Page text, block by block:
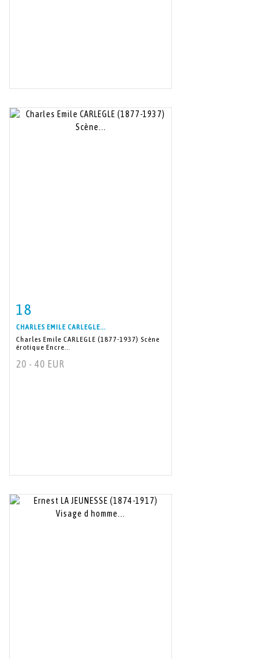
18
CHARLES EMILE CARLEGLE...
Charles Emile CARLEGLE (1877-1937) Scène
érotique Encre...
20 - 40 EUR